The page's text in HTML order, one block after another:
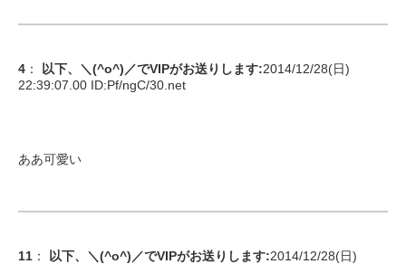
4 ： 以下、＼(^o^)／でVIPがお送りします:2014/12/28(日)
22:39:07.00 ID:Pf/ngC/30.net
ああ可愛い
11 ： 以下、＼(^o^)／でVIPがお送りします:2014/12/28(日)